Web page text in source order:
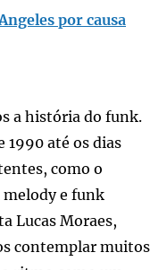
por causa
a história do funk.
1990 até os dias
como o
e funk
Lucas Moraes,
contemplar muitos